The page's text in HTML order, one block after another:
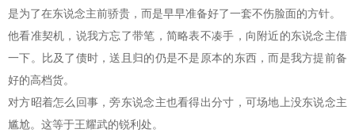
是为了在东说念主前骄贵，而是早早准备好了一套不伤脸面的方针。
他看准契机，说我方忘了带笔，简略表不凑手，向附近的东说念主借
一下。比及了债时，送且归的仍是不是原本的东西，而是我方提前备
好的高档货。
对方昭着怎么回事，旁东说念主也看得出分寸，可场地上没东说念主
尴尬。这等于王耀武的锐利处。